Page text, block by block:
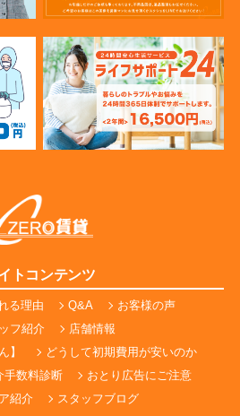
トコンテンツ
る理由 Q&A
お客様の声
フ紹介
店舗情報
】
どうして初期費用が安いのか
手数料診断
おとり広告にご注意
紹介
スタッフブログ